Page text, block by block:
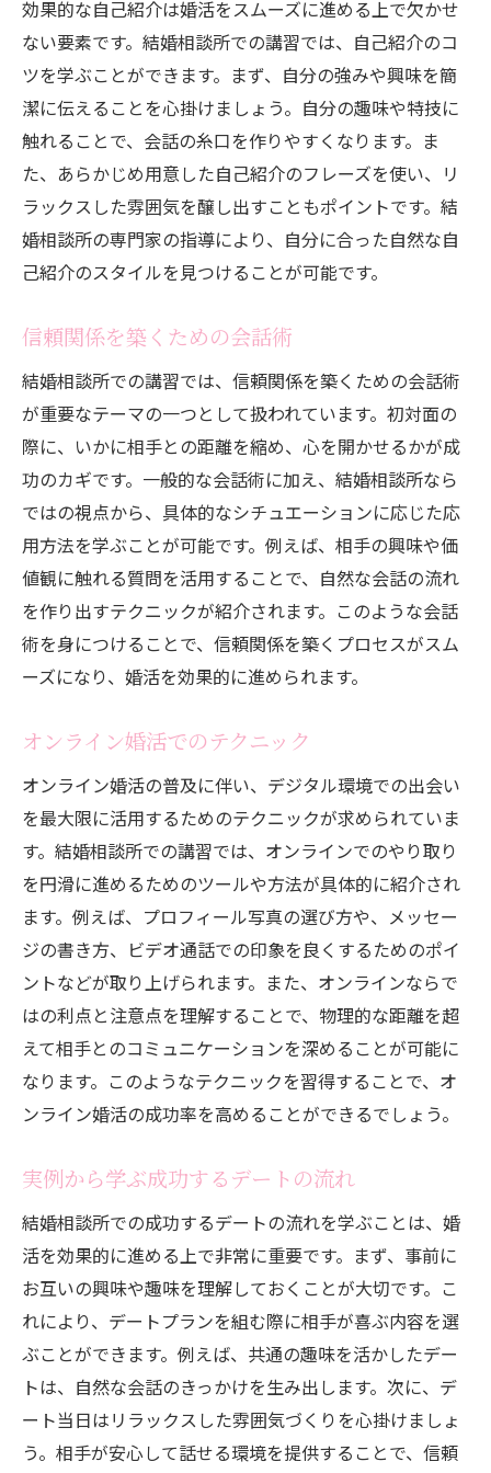
効果的な自己紹介は婚活をスムーズに進める上で欠かせ
ない要素です。結婚相談所での講習では、自己紹介のコ
ツを学ぶことができます。まず、自分の強みや興味を簡
潔に伝えることを心掛けましょう。自分の趣味や特技に
触れることで、会話の糸口を作りやすくなります。ま
た、あらかじめ用意した自己紹介のフレーズを使い、リ
ラックスした雰囲気を醸し出すこともポイントです。結
婚相談所の専門家の指導により、自分に合った自然な自
己紹介のスタイルを見つけることが可能です。
信頼関係を築くための会話術
結婚相談所での講習では、信頼関係を築くための会話術
が重要なテーマの一つとして扱われています。初対面の
際に、いかに相手との距離を縮め、心を開かせるかが成
功のカギです。一般的な会話術に加え、結婚相談所なら
ではの視点から、具体的なシチュエーションに応じた応
用方法を学ぶことが可能です。例えば、相手の興味や価
値観に触れる質問を活用することで、自然な会話の流れ
を作り出すテクニックが紹介されます。このような会話
術を身につけることで、信頼関係を築くプロセスがスム
ーズになり、婚活を効果的に進められます。
オンライン婚活でのテクニック
オンライン婚活の普及に伴い、デジタル環境での出会い
を最大限に活用するためのテクニックが求められていま
す。結婚相談所での講習では、オンラインでのやり取り
を円滑に進めるためのツールや方法が具体的に紹介され
ます。例えば、プロフィール写真の選び方や、メッセー
ジの書き方、ビデオ通話での印象を良くするためのポイ
ントなどが取り上げられます。また、オンラインならで
はの利点と注意点を理解することで、物理的な距離を超
えて相手とのコミュニケーションを深めることが可能に
なります。このようなテクニックを習得することで、オ
ンライン婚活の成功率を高めることができるでしょう。
実例から学ぶ成功するデートの流れ
結婚相談所での成功するデートの流れを学ぶことは、婚
活を効果的に進める上で非常に重要です。まず、事前に
お互いの興味や趣味を理解しておくことが大切です。こ
れにより、デートプランを組む際に相手が喜ぶ内容を選
ぶことができます。例えば、共通の趣味を活かしたデー
トは、自然な会話のきっかけを生み出します。次に、デ
ート当日はリラックスした雰囲気づくりを心掛けましょ
う。相手が安心して話せる環境を提供することで、信頼